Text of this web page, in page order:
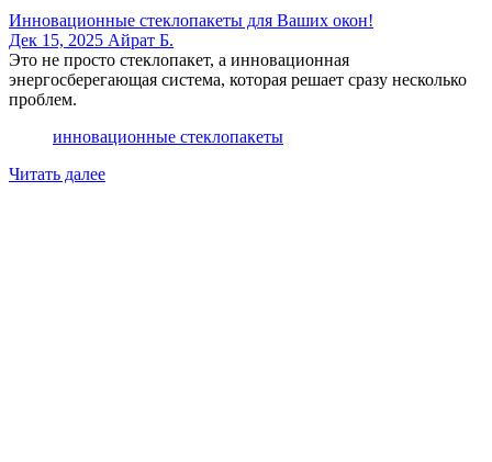
Инновационные стеклопакеты для Ваших окон!
Дек 15, 2025 Айрат Б.
Это не просто стеклопакет, а инновационная
энергосберегающая система, которая решает сразу несколько
проблем.
инновационные стеклопакеты
Читать далее